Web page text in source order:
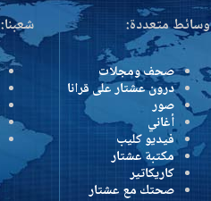
وسائط متعددة:
صحف ومجلات
درون عشتار على قرانا
صور
أغاني
فيديو كليب
مكتبة عشتار
كاريكاتير
صحتك مع عشتار
شعبنا: